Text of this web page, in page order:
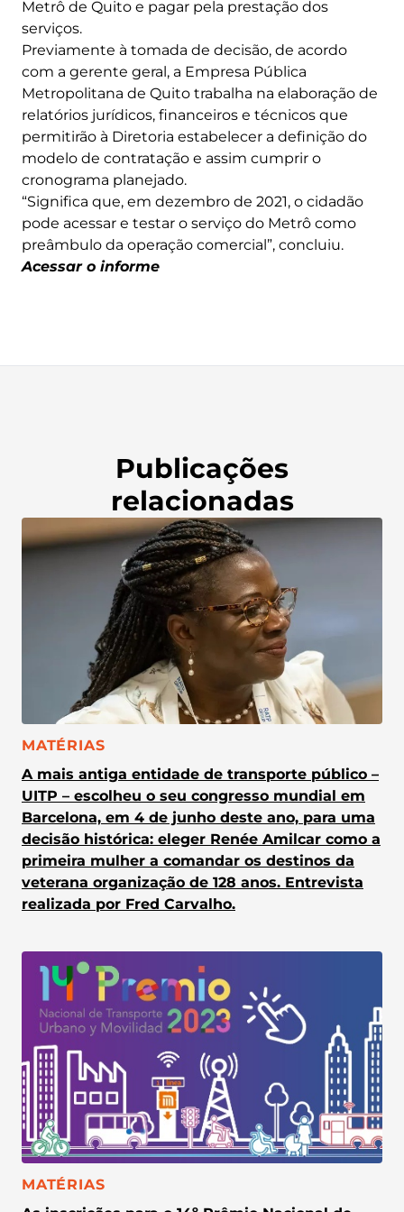
Metrô de Quito e pagar pela prestação dos
serviços.
Previamente à tomada de decisão, de acordo
com a gerente geral, a Empresa Pública
Metropolitana de Quito trabalha na elaboração de
relatórios jurídicos, financeiros e técnicos que
permitirão à Diretoria estabelecer a definição do
modelo de contratação e assim cumprir o
cronograma planejado.
“Significa que, em dezembro de 2021, o cidadão
pode acessar e testar o serviço do Metrô como
preâmbulo da operação comercial”, concluiu.
Acessar o informe
Publicações
relacionadas
CATEGORIA:
MATÉRIAS
A mais antiga entidade de transporte público –
UITP – escolheu o seu congresso mundial em
Barcelona, em 4 de junho deste ano, para uma
decisão histórica: eleger Renée Amilcar como a
primeira mulher a comandar os destinos da
veterana organização de 128 anos. Entrevista
realizada por Fred Carvalho.
CATEGORIA:
MATÉRIAS